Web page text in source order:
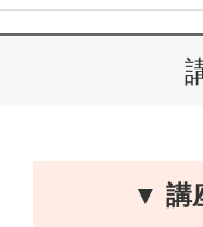
▼ 講